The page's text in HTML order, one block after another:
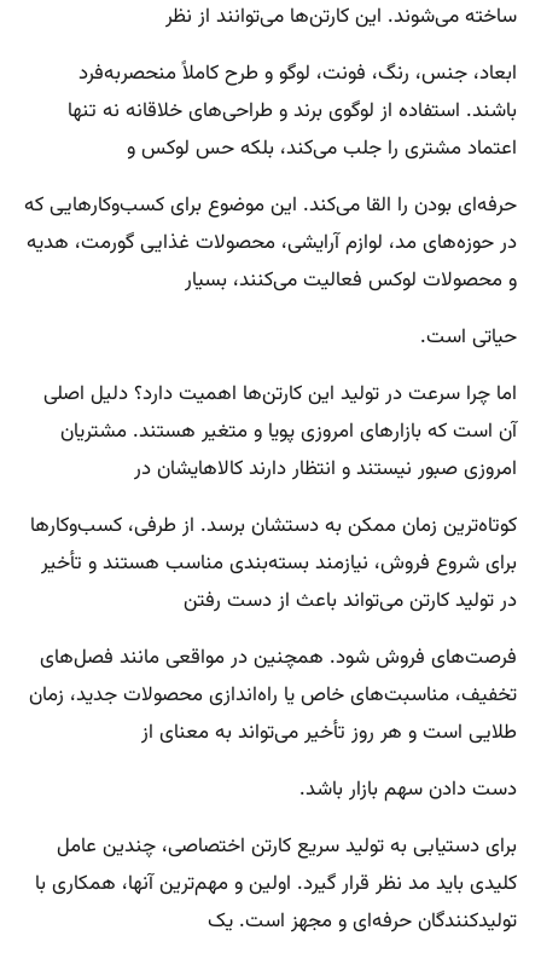
ساخته می‌شوند. این کارتن‌ها می‌توانند از نظر
ابعاد، جنس، رنگ، فونت، لوگو و طرح کاملاً منحصربه‌فرد
باشند. استفاده از لوگوی برند و طراحی‌های خلاقانه نه تنها
اعتماد مشتری را جلب می‌کند، بلکه حس لوکس و
حرفه‌ای بودن را القا می‌کند. این موضوع برای کسب‌وکارهایی که
در حوزه‌های مد، لوازم آرایشی، محصولات غذایی گورمت، هدیه
و محصولات لوکس فعالیت می‌کنند، بسیار
حیاتی است.
اما چرا سرعت در تولید این کارتن‌ها اهمیت دارد؟ دلیل اصلی
آن است که بازارهای امروزی پویا و متغیر هستند. مشتریان
امروزی صبور نیستند و انتظار دارند کالاهایشان در
کوتاه‌ترین زمان ممکن به دستشان برسد. از طرفی، کسب‌وکارها
برای شروع فروش، نیازمند بسته‌بندی مناسب هستند و تأخیر
در تولید کارتن می‌تواند باعث از دست رفتن
فرصت‌های فروش شود. همچنین در مواقعی مانند فصل‌های
تخفیف، مناسبت‌های خاص یا راه‌اندازی محصولات جدید، زمان
طلایی است و هر روز تأخیر می‌تواند به معنای از
دست دادن سهم بازار باشد.
برای دستیابی به تولید سریع کارتن اختصاصی، چندین عامل
کلیدی باید مد نظر قرار گیرد. اولین و مهم‌ترین آنها، همکاری با
تولیدکنندگان حرفه‌ای و مجهز است. یک